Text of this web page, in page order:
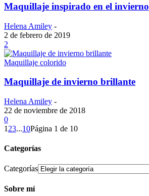
Maquillaje inspirado en el invierno
Helena Amiley -
2 de febrero de 2019
2
Maquillaje colorido
Maquillaje de invierno brillante
Helena Amiley -
22 de noviembre de 2018
0
1 23...10Página 1 de 10
Categorías
Categorías
Sobre mí